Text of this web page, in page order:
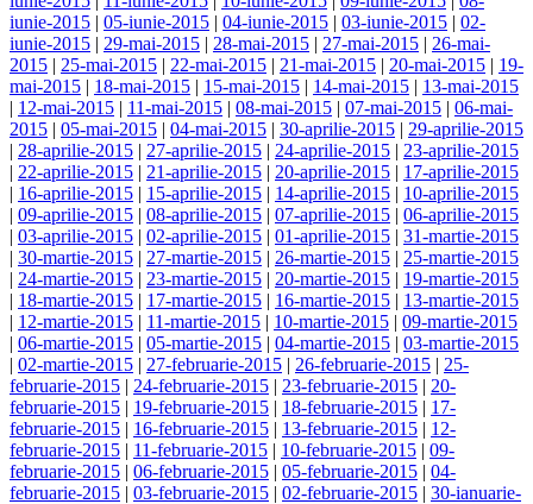
iunie-2015 | 05-iunie-2015 | 04-iunie-2015 | 03-iunie-2015 | 02-
iunie-2015 | 29-mai-2015 | 28-mai-2015 | 27-mai-2015 | 26-mai-
2015 | 25-mai-2015 | 22-mai-2015 | 21-mai-2015 | 20-mai-2015 | 19-
mai-2015 | 18-mai-2015 | 15-mai-2015 | 14-mai-2015 | 13-mai-2015
| 12-mai-2015 | 11-mai-2015 | 08-mai-2015 | 07-mai-2015 | 06-mai-
2015 | 05-mai-2015 | 04-mai-2015 | 30-aprilie-2015 | 29-aprilie-2015
| 28-aprilie-2015 | 27-aprilie-2015 | 24-aprilie-2015 | 23-aprilie-2015
| 22-aprilie-2015 | 21-aprilie-2015 | 20-aprilie-2015 | 17-aprilie-2015
| 16-aprilie-2015 | 15-aprilie-2015 | 14-aprilie-2015 | 10-aprilie-2015
| 09-aprilie-2015 | 08-aprilie-2015 | 07-aprilie-2015 | 06-aprilie-2015
| 03-aprilie-2015 | 02-aprilie-2015 | 01-aprilie-2015 | 31-martie-2015
| 30-martie-2015 | 27-martie-2015 | 26-martie-2015 | 25-martie-2015
| 24-martie-2015 | 23-martie-2015 | 20-martie-2015 | 19-martie-2015
| 18-martie-2015 | 17-martie-2015 | 16-martie-2015 | 13-martie-2015
| 12-martie-2015 | 11-martie-2015 | 10-martie-2015 | 09-martie-2015
| 06-martie-2015 | 05-martie-2015 | 04-martie-2015 | 03-martie-2015
| 02-martie-2015 | 27-februarie-2015 | 26-februarie-2015 | 25-
februarie-2015 | 24-februarie-2015 | 23-februarie-2015 | 20-
februarie-2015 | 19-februarie-2015 | 18-februarie-2015 | 17-
februarie-2015 | 16-februarie-2015 | 13-februarie-2015 | 12-
februarie-2015 | 11-februarie-2015 | 10-februarie-2015 | 09-
februarie-2015 | 06-februarie-2015 | 05-februarie-2015 | 04-
februarie-2015 | 03-februarie-2015 | 02-februarie-2015 | 30-ianuarie-